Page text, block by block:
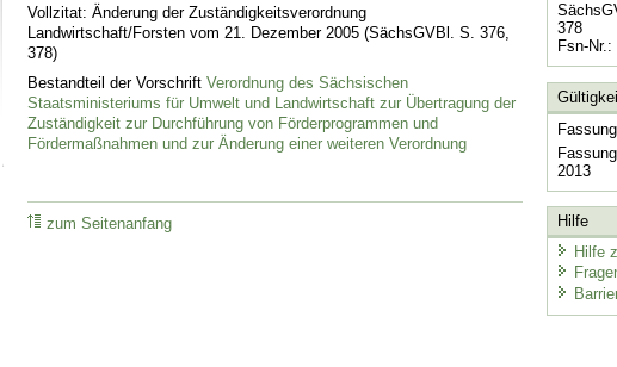
Vollzitat: Änderung der Zuständigkeitsverordnung
Landwirtschaft/Forsten vom 21. Dezember 2005 (SächsGVBl. S. 376,
378)
Bestandteil der VorschriftVerordnung des Sächsischen
Staatsministeriums für Umwelt und Landwirtschaft zur Übertragung der
Zuständigkeit zur Durchführung von Förderprogrammen und
Fördermaßnahmen und zur Änderung einer weiteren Verordnung
zum Seitenanfang
378
Fsn-Nr.:
2013
Hilfe
Hilfe